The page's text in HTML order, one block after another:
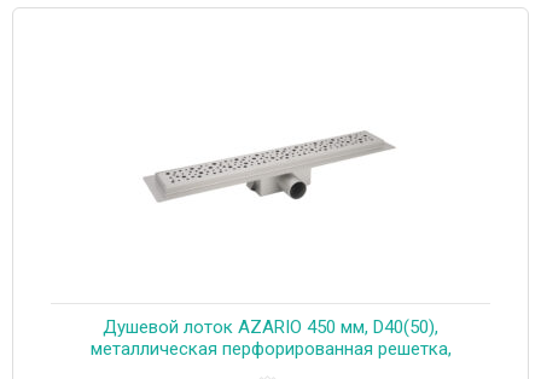
Душевой лоток AZARIO 450 мм, D40(50),
металлическая перфорированная решетка,